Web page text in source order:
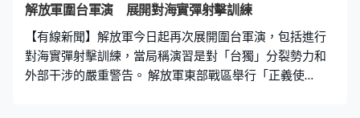
解放軍圍台軍演 展開對海實彈射擊訓練
【有線新聞】解放軍今日起再次展開圍台軍演，包括進行
對海實彈射擊訓練，當局稱演習是對「台獨」分裂勢力和
外部干涉的嚴重警告。 解放軍東部戰區舉行「正義使